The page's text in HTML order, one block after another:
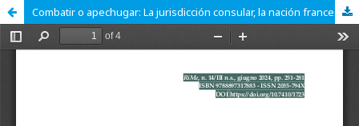
Combatir o apechugar: La jurisdicción consular, la nación francesa y el consulado francés en Barcelona en el fuego cruzado de las relaciones franco-españolas (1715-1719)